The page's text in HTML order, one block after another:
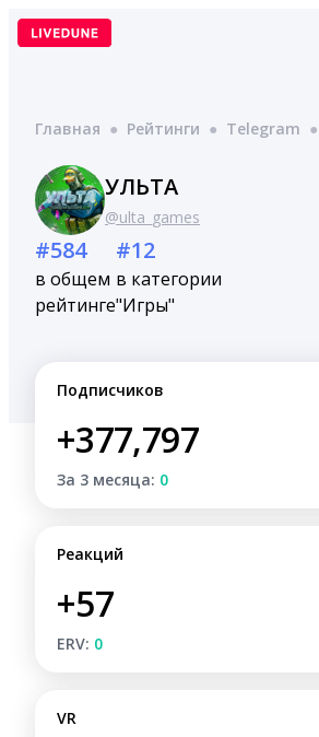
Перейти
Главная ● Рейтинги ● Telegram ●
УЛЬТА
@ulta_games
#584
в общем
рейтинге
#12
в категории
"Игры"
Подписчиков
+377,797
За 3 месяца: 0
Реакций
+57
ERV: 0
VR